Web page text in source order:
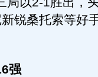
锐桑托索等好
强